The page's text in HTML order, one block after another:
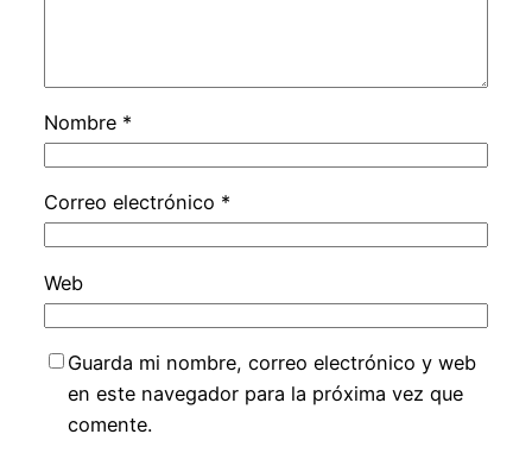
Nombre *
Correo electrónico *
Web
Guarda mi nombre, correo electrónico y web
en este navegador para la próxima vez que
comente.